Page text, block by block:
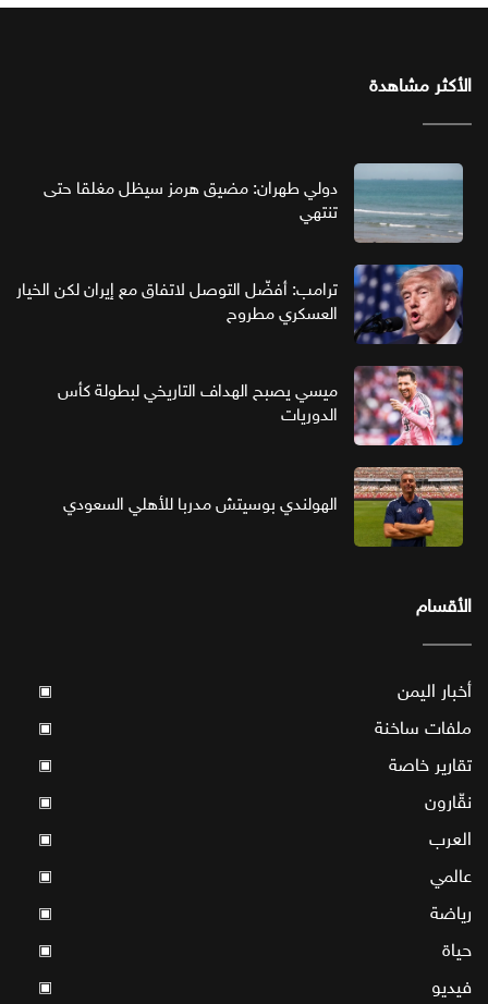
الأكثر مشاهدة
دولي طهران: مضيق هرمز سيظل مغلقا حتى
تنتهي
ترامب: أفضّل التوصل لاتفاق مع إيران لكن الخيار
العسكري مطروح
ميسي يصبح الهداف التاريخي لبطولة كأس
الدوريات
الهولندي بوسيتش مدربا للأهلي السعودي
الأقسام
أخبار اليمن ▣
ملفات ساخنة ▣
تقارير خاصة ▣
نقّارون ▣
العرب ▣
عالمي ▣
رياضة ▣
حياة ▣
فيديو ▣